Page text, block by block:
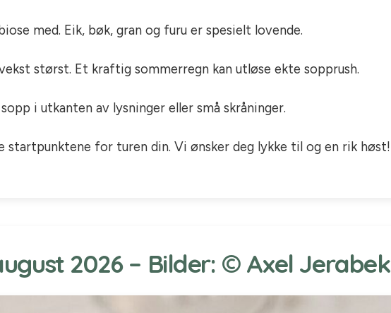
med. Eik, bøk, gran og furu er spesielt lovende.
størst. Et kraftig sommerregn kan utløse ekte sopprush.
i utkanten av lysninger eller små skråninger.
startpunktene for turen din. Vi ønsker deg lykke til og en rik høst!
2026 – Bilder: © Axel Jerabek